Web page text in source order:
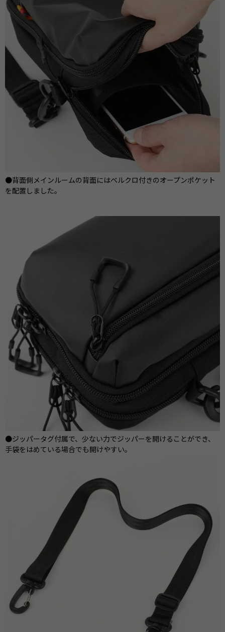
●背面側メインルームの背面にはベルクロ付きのオープンポケット
を配置しました。
●ジッパータグ付属で、少ない力でジッパーを開けることができ、
手袋をはめている場合でも開けやすい。